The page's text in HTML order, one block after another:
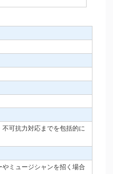
可抗力対応までを包括的に
ミュージシャンを招く場合